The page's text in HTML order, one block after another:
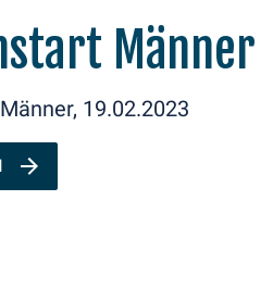
Männer
19.02.2023